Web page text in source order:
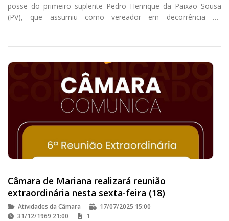
posse do primeiro suplente Pedro Henrique da Paixão Sousa
(PV), que assumiu como vereador em decorrência do
Câmara de Mariana realizará reunião
extraordinária nesta sexta-feira (18)
Atividades da Câmara
17/07/2025 15:00
31/12/1969 21:00
1